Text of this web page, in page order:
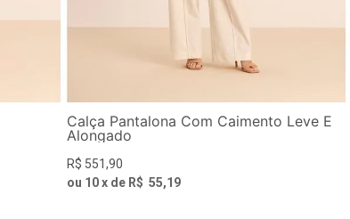
Calça Pantalona Com Caimento Leve E
Alongado
R$ 551,90
ou 10x de R$ 55,19